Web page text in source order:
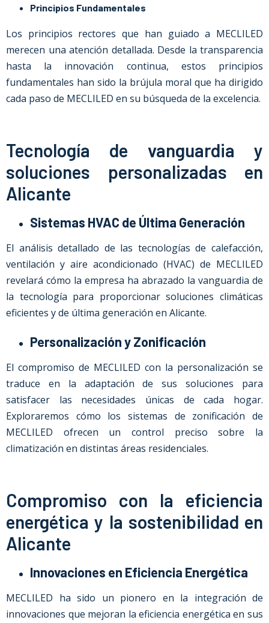
Principios Fundamentales
Los principios rectores que han guiado a MECLILED
merecen una atención detallada. Desde la transparencia
hasta la innovación continua, estos principios
fundamentales han sido la brújula moral que ha dirigido
cada paso de MECLILED en su búsqueda de la excelencia.
Tecnología de vanguardia y
soluciones personalizadas en
Alicante
Sistemas HVAC de Última Generación
El análisis detallado de las tecnologías de calefacción,
ventilación y aire acondicionado (HVAC) de MECLILED
revelará cómo la empresa ha abrazado la vanguardia de
la tecnología para proporcionar soluciones climáticas
eficientes y de última generación en Alicante.
Personalización y Zonificación
El compromiso de MECLILED con la personalización se
traduce en la adaptación de sus soluciones para
satisfacer las necesidades únicas de cada hogar.
Exploraremos cómo los sistemas de zonificación de
MECLILED ofrecen un control preciso sobre la
climatización en distintas áreas residenciales.
Compromiso con la eficiencia
energética y la sostenibilidad en
Alicante
Innovaciones en Eficiencia Energética
MECLILED ha sido un pionero en la integración de
innovaciones que mejoran la eficiencia energética en sus